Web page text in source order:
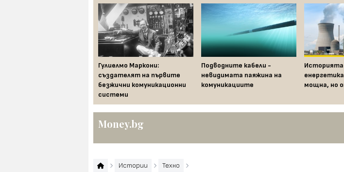
Гулиелмо Маркони:
създателят на първите
безжични комуникационни
системи
Подводните кабели -
невидимата паяжина на
комуникациите
Историята
мощна, но
Money.bg
Истории
Техно